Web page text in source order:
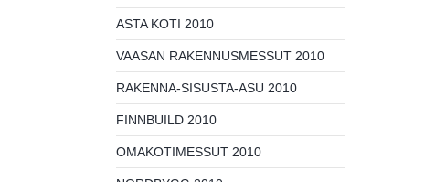
ASTA KOTI 2010
VAASAN RAKENNUSMESSUT 2010
RAKENNA-SISUSTA-ASU 2010
FINNBUILD 2010
OMAKOTIMESSUT 2010